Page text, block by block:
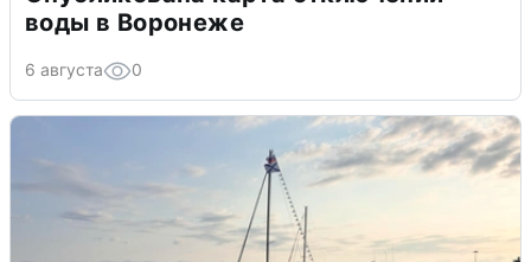
воды в Воронеже
6 августа 0